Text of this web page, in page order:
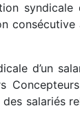
syndicale
d’un
salariés